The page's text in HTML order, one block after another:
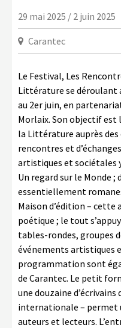
29 mai 2025 / 2 juin 2025
Carantec
Le Festival, Les
Littérature se déroulant
au 2er juin, en
Morlaix. Son objectif est
la Littérature auprès des
rencontres et
artistiques et sociétales
Un regard sur le Monde
essentiellement
Maison d’édition – cette
poétique ; le tout
tables-rondes, groupes
événements artistiques
programmation sont
de Carantec. Le petit
une douzaine
internationale – permet
auteurs et lecteurs.